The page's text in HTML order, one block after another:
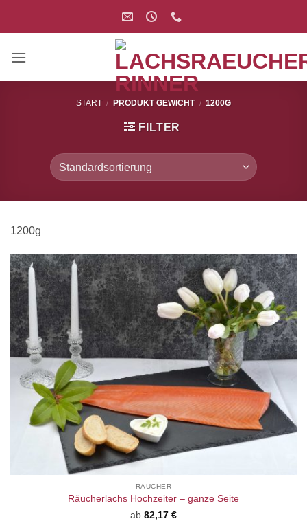
START / PRODUKT GEWICHT / 1200G
FILTER
1200g
RÄUCHER
Räucherlachs Hochzeiter – ganze Seite
ab 82,17 €